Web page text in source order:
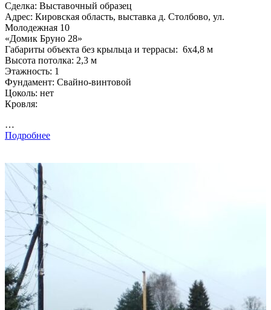
Сделка: Выставочный образец
Адрес: Кировская область, выставка д. Столбово, ул.
Молодежная 10
«Домик Бруно 28»
Габариты объекта без крыльца и террасы: 6х4,8 м
Высота потолка: 2,3 м
Этажность: 1
Фундамент: Свайно-винтовой
Цоколь: нет
Кровля:
…
Подробнее